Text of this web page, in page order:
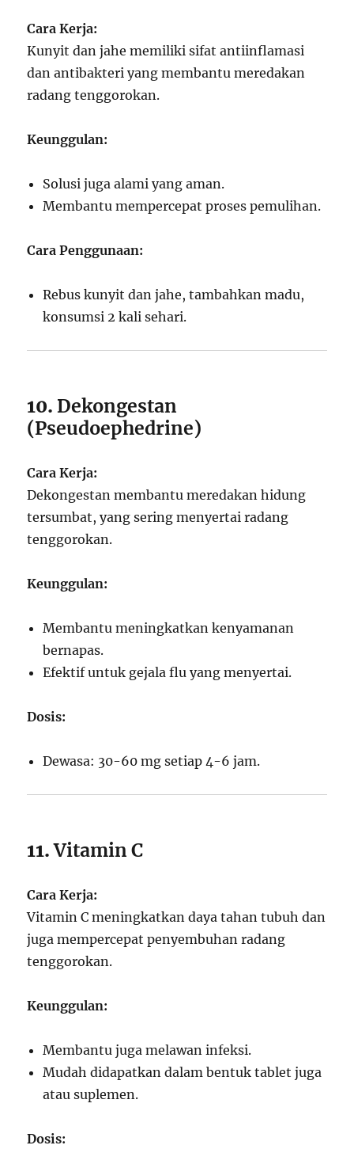
Cara Kerja:
Kunyit dan jahe memiliki sifat antiinflamasi
dan antibakteri yang membantu meredakan
radang tenggorokan.
Keunggulan:
Solusi juga alami yang aman.
Membantu mempercepat proses pemulihan.
Cara Penggunaan:
Rebus kunyit dan jahe, tambahkan madu,
konsumsi 2 kali sehari.
10.Dekongestan
(Pseudoephedrine)
Cara Kerja:
Dekongestan membantu meredakan hidung
tersumbat, yang sering menyertai radang
tenggorokan.
Keunggulan:
Membantu meningkatkan kenyamanan
bernapas.
Efektif untuk gejala flu yang menyertai.
Dosis:
Dewasa: 30-60 mg setiap 4-6 jam.
11.Vitamin C
Cara Kerja:
Vitamin C meningkatkan daya tahan tubuh dan
juga mempercepat penyembuhan radang
tenggorokan.
Keunggulan:
Membantu juga melawan infeksi.
Mudah didapatkan dalam bentuk tablet juga
atau suplemen.
Dosis: